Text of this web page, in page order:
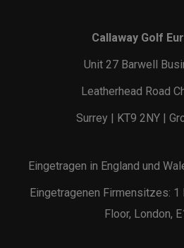
Callaway Golf
Unit 27 Barwell
Leatherhead Road
Surrey | KT9 2NY |
Eingetragen in England und
Eingetragenen Firmensitzes: 1
Floor, London,